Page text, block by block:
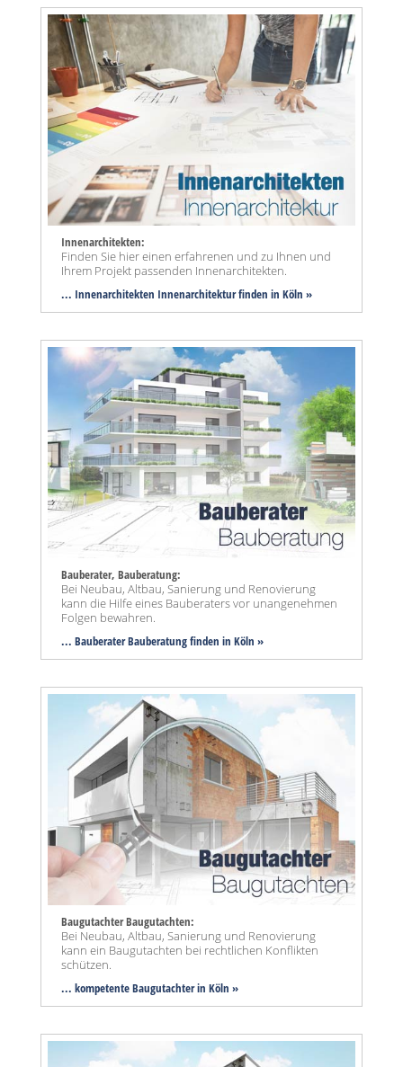
Innenarchitekten:
Finden Sie hier einen erfahrenen und zu Ihnen und
Ihrem Projekt passenden Innenarchitekten.
... Innenarchitekten Innenarchitektur finden in Köln »
Bauberater, Bauberatung:
Bei Neubau, Altbau, Sanierung und Renovierung
kann die Hilfe eines Bauberaters vor unangenehmen
Folgen bewahren.
... Bauberater Bauberatung finden in Köln »
Baugutachter Baugutachten:
Bei Neubau, Altbau, Sanierung und Renovierung
kann ein Baugutachten bei rechtlichen Konflikten
schützen.
... kompetente Baugutachter in Köln »